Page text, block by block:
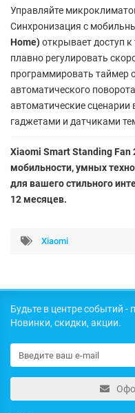
Управляйте
Синхронизация с
Home)открывает доступ
плавно регулировать
программировать таймер
автоматического
автоматические сценарии
гаджетами и датчиками
Xiaomi Smart Standing Fan
мобильности, умных
для вашего стильного
12 месяцев.
Xiaomi
Будьте в центре событий
Новинки, скидки, акции.